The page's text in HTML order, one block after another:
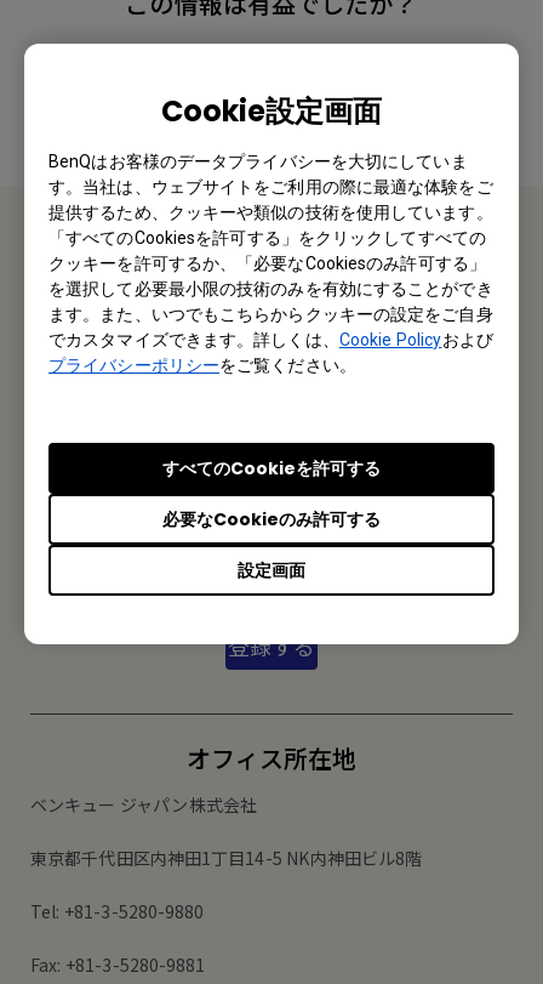
Cookie設定画面
BenQはお客様のデータプライバシーを大切にしていま
す。当社は、ウェブサイトをご利用の際に最適な体験をご
提供するため、クッキーや類似の技術を使用しています。
「すべてのCookiesを許可する」をクリックしてすべての
クッキーを許可するか、「必要なCookiesのみ許可する」
を選択して必要最小限の技術のみを有効にすることができ
ます。また、いつでもこちらからクッキーの設定をご自身
でカスタマイズできます。詳しくは、 Cookie Policyおよび
プライバシーポリシーをご覧ください。
設定画面
必要なCookieのみ許可する
すべてのCookieを許可する
お問い合わせ
私たちがお手伝いさせていただきます。
メルマガ登録
製品情報や活用事例、特典情報などを配信中です。
登録する
オフィス所在地
ベンキュー ジャパン株式会社
東京都千代田区内神田1丁目14-5 NK内神田ビル8階
Tel: +81-3-5280-9880
Fax: +81-3-5280-9881